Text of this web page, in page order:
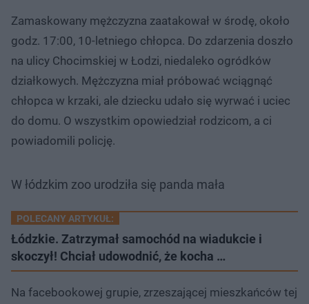
Zamaskowany mężczyzna zaatakował w środę, około
godz. 17:00, 10-letniego chłopca. Do zdarzenia doszło
na ulicy Chocimskiej w Łodzi, niedaleko ogródków
działkowych. Mężczyzna miał próbować wciągnąć
chłopca w krzaki, ale dziecku udało się wyrwać i uciec
do domu. O wszystkim opowiedział rodzicom, a ci
powiadomili policję.
W łódzkim zoo urodziła się panda mała
POLECANY ARTYKUŁ:
Łódzkie. Zatrzymał samochód na wiadukcie i
skoczył! Chciał udowodnić, że kocha …
Na facebookowej grupie, zrzeszającej mieszkańców tej